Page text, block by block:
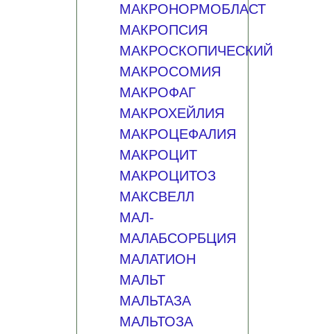
МАКРОНОРМОБЛАСТ
МАКРОПСИЯ
МАКРОСКОПИЧЕСКИЙ
МАКРОСОМИЯ
МАКРОФАГ
МАКРОХЕЙЛИЯ
МАКРОЦЕФАЛИЯ
МАКРОЦИТ
МАКРОЦИТОЗ
МАКСВЕЛЛ
МАЛ-
МАЛАБСОРБЦИЯ
МАЛАТИОН
МАЛЬТ
МАЛЬТАЗА
МАЛЬТОЗА